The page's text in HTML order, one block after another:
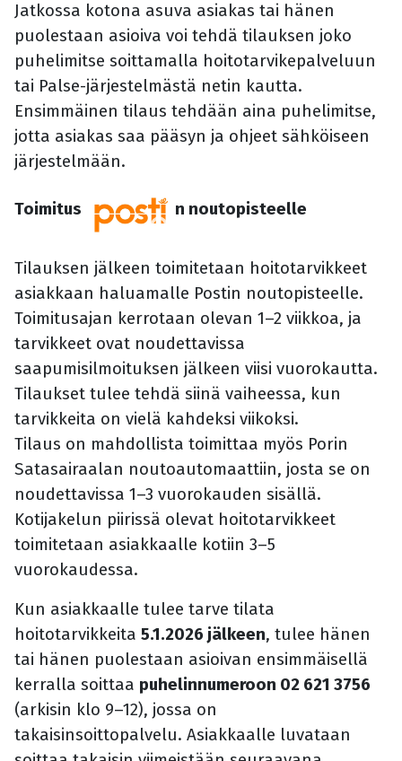
Jatkossa kotona asuva asiakas tai hänen
puolestaan asioiva voi tehdä tilauksen joko
puhelimitse soittamalla hoitotarvikepalveluun
tai Palse-järjestelmästä netin kautta.
Ensimmäinen tilaus tehdään aina puhelimitse,
jotta asiakas saa pääsyn ja ohjeet sähköiseen
järjestelmään.
Toimitus n noutopisteelle
Tilauksen jälkeen toimitetaan hoitotarvikkeet
asiakkaan haluamalle Postin noutopisteelle.
Toimitusajan kerrotaan olevan 1–2 viikkoa, ja
tarvikkeet ovat noudettavissa
saapumisilmoituksen jälkeen viisi vuorokautta.
Tilaukset tulee tehdä siinä vaiheessa, kun
tarvikkeita on vielä kahdeksi viikoksi.
Tilaus on mahdollista toimittaa myös Porin
Satasairaalan noutoautomaattiin, josta se on
noudettavissa 1–3 vuorokauden sisällä.
Kotijakelun piirissä olevat hoitotarvikkeet
toimitetaan asiakkaalle kotiin 3–5
vuorokaudessa.
Kun asiakkaalle tulee tarve tilata
hoitotarvikkeita 5.1.2026 jälkeen, tulee hänen
tai hänen puolestaan asioivan ensimmäisellä
kerralla soittaa puhelinnumeroon 02 621 3756
(arkisin klo 9–12), jossa on
takaisinsoittopalvelu. Asiakkaalle luvataan